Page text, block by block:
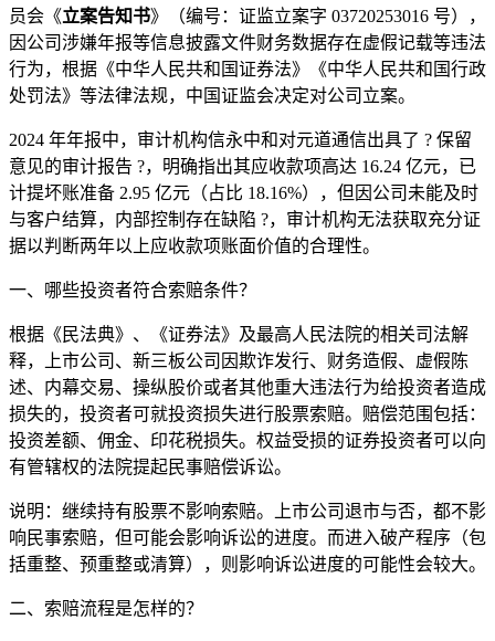
员会《立案告知书》（编号：证监立案字 03720253016 号），
因公司涉嫌年报等信息披露文件财务数据存在虚假记载等违法
行为，根据《中华人民共和国证券法》《中华人民共和国行政
处罚法》等法律法规，中国证监会决定对公司立案。
2024 年年报中，审计机构信永中和对元道通信出具了 ? 保留
意见的审计报告 ?，明确指出其应收款项高达 16.24 亿元，已
计提坏账准备 2.95 亿元（占比 18.16%），但因公司未能及时
与客户结算，内部控制存在缺陷 ?，审计机构无法获取充分证
据以判断两年以上应收款项账面价值的合理性。
一、哪些投资者符合索赔条件？
根据《民法典》、《证券法》及最高人民法院的相关司法解
释，上市公司、新三板公司因欺诈发行、财务造假、虚假陈
述、内幕交易、操纵股价或者其他重大违法行为给投资者造成
损失的，投资者可就投资损失进行股票索赔。赔偿范围包括：
投资差额、佣金、印花税损失。权益受损的证券投资者可以向
有管辖权的法院提起民事赔偿诉讼。
说明：继续持有股票不影响索赔。上市公司退市与否，都不影
响民事索赔，但可能会影响诉讼的进度。而进入破产程序（包
括重整、预重整或清算），则影响诉讼进度的可能性会较大。
二、索赔流程是怎样的？